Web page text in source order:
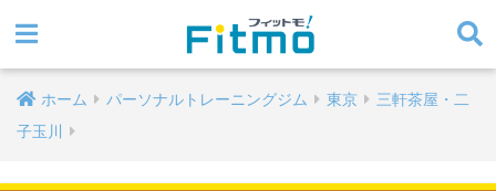
ホーム パーソナルトレーニングジム 東京
三軒茶屋・二
子玉川